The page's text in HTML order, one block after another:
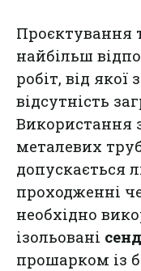
Проєктування
найбільш
робіт, від якої
відсутність
Використання
металевих
допускається
проходженні
необхідно
ізольовані
прошарком із